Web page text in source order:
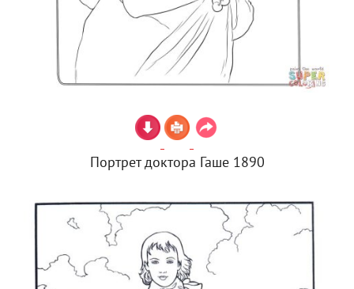
Портрет доктора Гаше 1890